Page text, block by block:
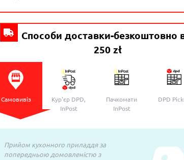
Способи доставки-безкоштовно
250 zł
Самовивіз
Кур'єр DPD,
InPost
Пачкомати
InPost
DPD
Прийом кухонного приладдя за
попередньою домовленістю з